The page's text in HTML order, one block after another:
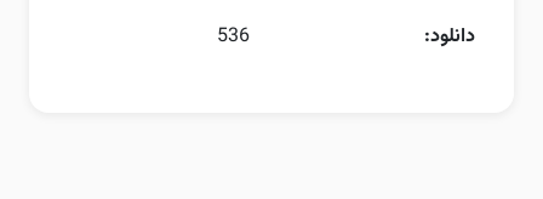
دانلود:
536